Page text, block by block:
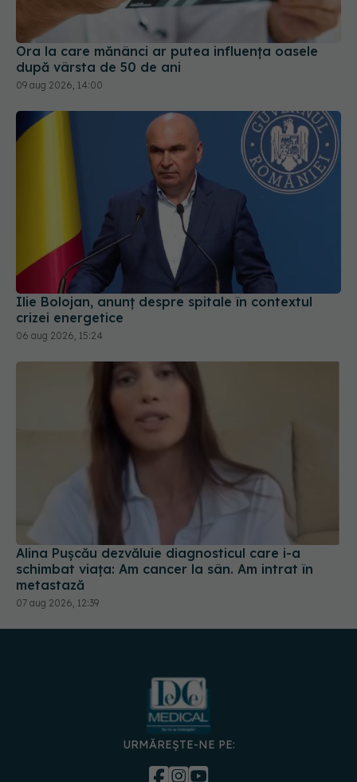
Ora la care mănânci ar putea influența oasele
după vârsta de 50 de ani
09 aug 2026, 14:00
Ilie Bolojan, anunț despre spitale în contextul
crizei energetice
06 aug 2026, 15:24
Alina Pușcău dezvăluie diagnosticul care i-a
schimbat viața: Am cancer la sân. Am intrat în
metastază
07 aug 2026, 12:39
URMĂREȘTE-NE PE: